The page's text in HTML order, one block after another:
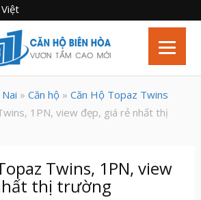
» Căn hộ» Căn Hộ Topaz Twins
1PN, view đẹp, giá rẻ nhất thị
Twins, 1PN, view
thị trường